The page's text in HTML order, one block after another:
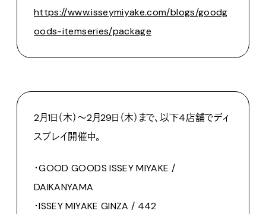
https://www.isseymiyake.com/blogs/goodg
oods-itemseries/package
2月1日（木）〜2月29日（木）まで、以下4店舗でディ
スプレイ開催中。
・GOOD GOODS ISSEY MIYAKE /
DAIKANYAMA
・ISSEY MIYAKE GINZA / 442